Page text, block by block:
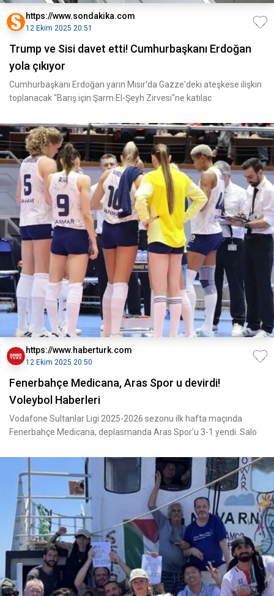
https://www.sondakika.com
12 Ekim 2025 20:51
Trump ve Sisi davet etti! Cumhurbaşkanı Erdoğan
yola çıkıyor
Cumhurbaşkanı Erdoğan yarın Mısır'da Gazze'deki ateşkese ilişkin
toplanacak "Barış için Şarm El-Şeyh Zirvesi"ne katılac
https://www.haberturk.com
12 Ekim 2025 20:50
Fenerbahçe Medicana, Aras Spor u devirdi!
Voleybol Haberleri
Vodafone Sultanlar Ligi 2025-2026 sezonu ilk hafta maçında
Fenerbahçe Medicana, deplasmanda Aras Spor'u 3-1 yendi. Salo